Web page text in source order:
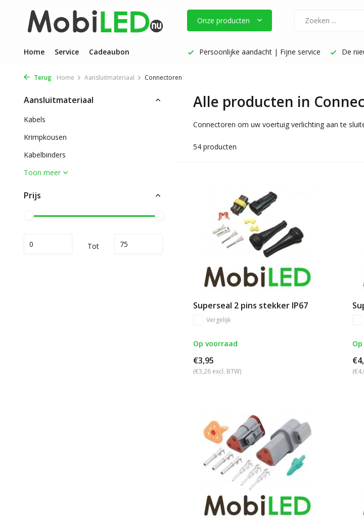
Onze producten
Home Service Cadeaubon
dezelfde werkdag verzonden Persoonlijke aandacht | Fijne service De nieuwste producten |
Terug Home Aansluitmateriaal Connectoren
Aansluitmateriaal
Kabels
Krimpkousen
Kabelbinders
Toon meer
Prijs
Tot
Alle producten in
Connectoren om uw voertuig verlichting aan te
54 producten
Superseal 2 pins stekker IP67
Vergelijk
Op voorraad
€3,95
(€3,26 excl. BTW)